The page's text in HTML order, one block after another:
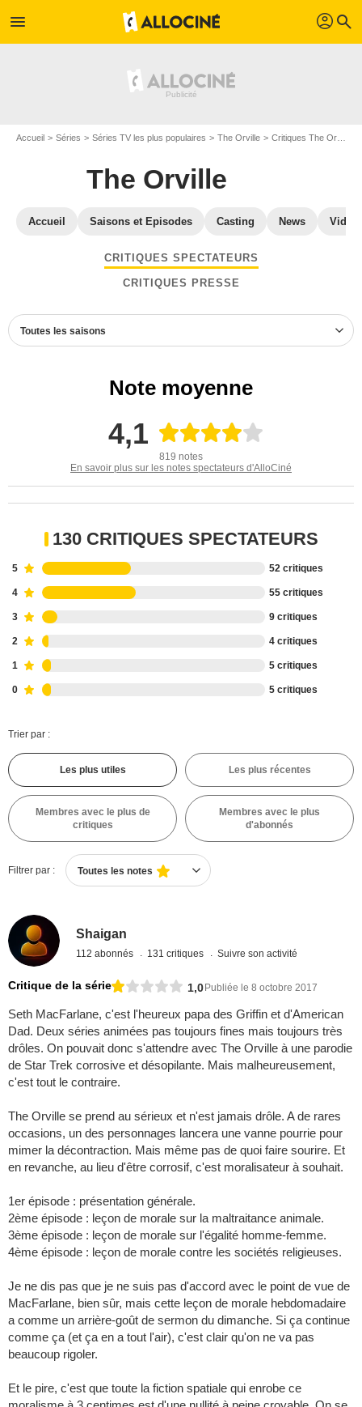
menu profil search
Accueil Séries Séries TV les plus populaires The Orville Critiques The Orville
The Orville
Accueil Saisons et Episodes Casting News
CRITIQUES SPECTATEURS
CRITIQUES PRESSE
Toutes les saisons
Note moyenne
4,1
819 notes
En savoir plus sur les notes spectateurs d'AlloCiné
130 CRITIQUES SPECTATEURS
5 52 critiques
4 55 critiques
3 9 critiques
2 4 critiques
1 5 critiques
0 5 critiques
Trier par :
Les plus utiles Les plus récentes
Membres avec le plus de
critiques
Membres avec le plus
d'abonnés
Filtrer par : Toutes les notes
Shaigan
112 abonnés 131 critiques Suivre son activité
Critique de la série 1,0Publiée le 8 octobre 2017
Seth MacFarlane, c'est l'heureux papa des Griffin et d'American
Dad. Deux séries animées pas toujours fines mais toujours très
drôles. On pouvait donc s'attendre avec The Orville à une parodie
de Star Trek corrosive et désopilante. Mais malheureusement,
c'est tout le contraire.
The Orville se prend au sérieux et n'est jamais drôle. A de rares
occasions, un des personnages lancera une vanne pourrie pour
mimer la décontraction. Mais même pas de quoi faire sourire. Et
en revanche, au lieu d'être corrosif, c'est moralisateur à souhait.
1er épisode : présentation générale.
2ème épisode : leçon de morale sur la maltraitance animale.
3ème épisode : leçon de morale sur l'égalité homme-femme.
4ème épisode : leçon de morale contre les sociétés religieuses.
Je ne dis pas que je ne suis pas d'accord avec le point de vue de
MacFarlane, bien sûr, mais cette leçon de morale hebdomadaire
a comme un arrière-goût de sermon du dimanche. Si ça continue
comme ça (et ça en a tout l'air), c'est clair qu'on ne va pas
beaucoup rigoler.
Et le pire, c'est que toute la fiction spatiale qui enrobe ce